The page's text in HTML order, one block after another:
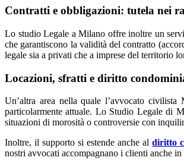
Contratti e obbligazioni: tutela nei
Lo studio Legale a Milano offre inoltre un
che garantiscono la validità del contratto
legale sia a privati che a imprese del territorio
Locazioni, sfratti e diritto
Un’altra area nella quale l’avvocato
particolarmente attuale. Lo Studio Legale di
situazioni di morosità o controversie con
Inoltre, il supporto si estende anche al diritto
nostri avvocati accompagnano i clienti anche